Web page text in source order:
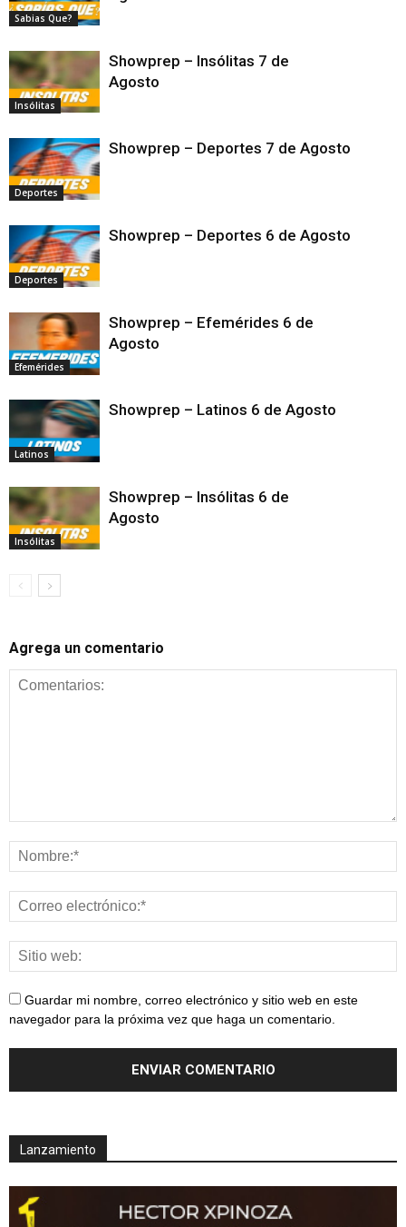
Sabias Que?
Insólitas
Showprep – Insólitas 7 de
Agosto
Deportes
Showprep – Deportes 7 de Agosto
Deportes
Showprep – Deportes 6 de Agosto
Efemérides
Showprep – Efemérides 6 de
Agosto
Latinos
Showprep – Latinos 6 de Agosto
Insólitas
Showprep – Insólitas 6 de
Agosto
Agrega un comentario
Guardar mi nombre, correo electrónico y sitio web en este
navegador para la próxima vez que haga un comentario.
Lanzamiento